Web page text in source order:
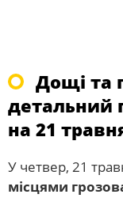
Дощі та
детальний
на 21
У четвер, 21
місцями